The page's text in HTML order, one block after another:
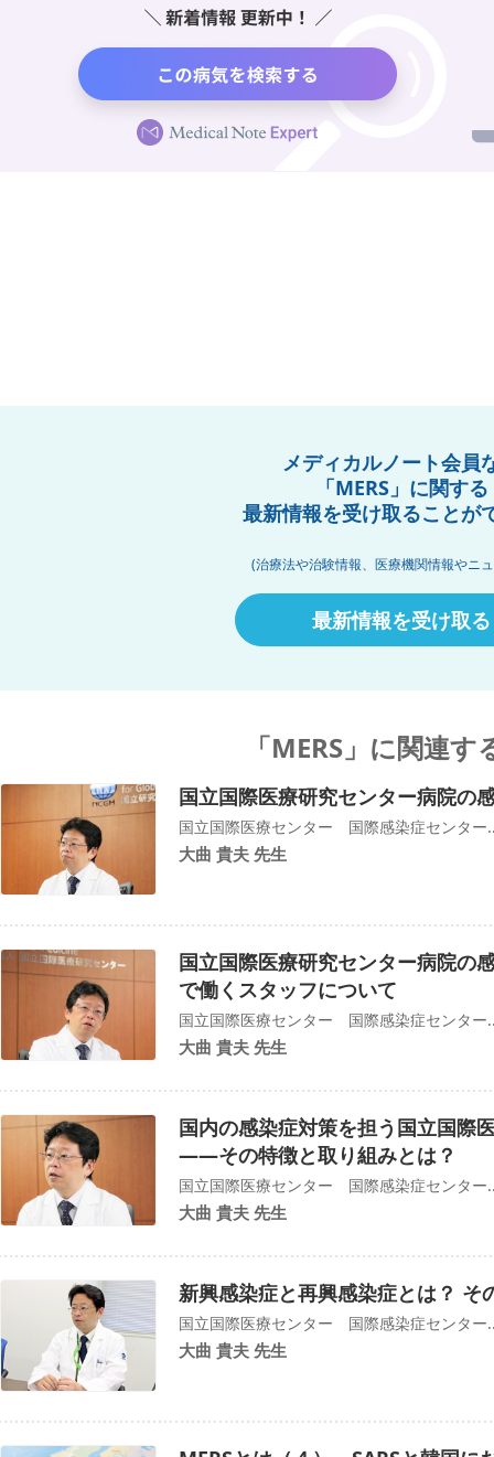
メディカルノート会員
「MERS」に関する
最新情報を受け取ることが
(治療法や治験情報、医療機関情報やニ
最新情報を受け取る
「MERS」に関連す
国立国際医療研究センター病院の
国立国際医療センター 国際感染症センター
大曲 貴夫 先生
国立国際医療研究センター病院の
で働くスタッフについて
国立国際医療センター 国際感染症センター
大曲 貴夫 先生
国内の感染症対策を担う国立国際
――​​その特徴と取り組みとは？
国立国際医療センター 国際感染症センター
大曲 貴夫 先生
新興感染症と再興感染症とは？ そ
国立国際医療センター 国際感染症センター
大曲 貴夫 先生